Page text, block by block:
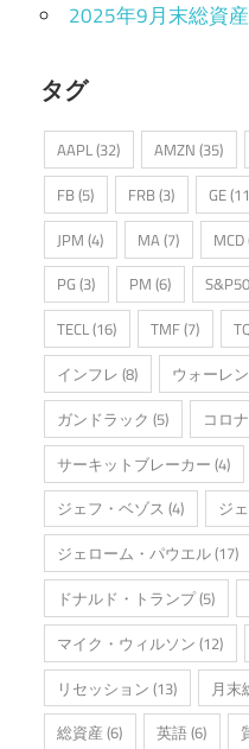
2025年9月末総資産
タグ
AAPL(32) AMZN (35)
FB(5) FRB(3) GE
JPM (4) MA(7) MCD
PG (3) PM (6)
TECL(16) TMF(7)
インフレ (8) ウォーレ
ガンドラック (5) コロ
サーキットブレーカー (4)
ジェフ・ベゾス (4) ジ
ジェローム・パウエル(17)
ドナルド・トランプ(5)
マイク・ウィルソン (12)
リセッション (13) 月末
総資産(6) 英語(6)